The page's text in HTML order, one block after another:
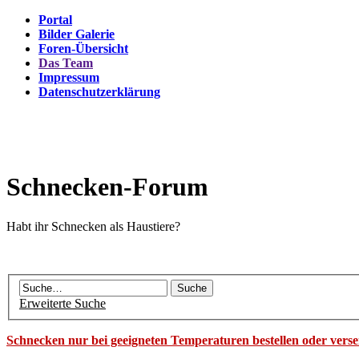
Portal
Bilder Galerie
Foren-Übersicht
Das Team
Impressum
Datenschutzerklärung
Schnecken-Forum
Habt ihr Schnecken als Haustiere?
Erweiterte Suche
Schnecken nur bei geeigneten Temperaturen bestellen oder